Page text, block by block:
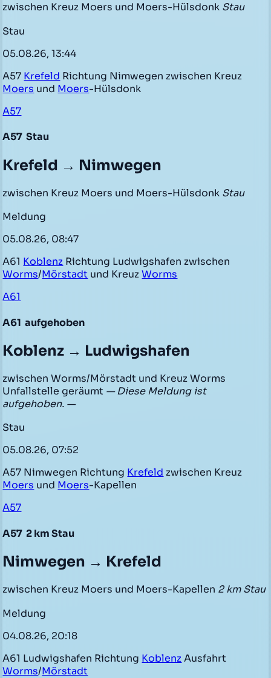
zwischen Kreuz Moers und Moers-Hülsdonk Stau
Stau
05.08.26, 13:44
A57 Krefeld Richtung Nimwegen zwischen Kreuz
Moers und Moers-Hülsdonk
A57
A57 Stau
Krefeld → Nimwegen
zwischen Kreuz Moers und Moers-Hülsdonk Stau
Meldung
05.08.26, 08:47
A61 Koblenz Richtung Ludwigshafen zwischen
Worms/Mörstadt und KreuzWorms
A61
A61 aufgehoben
Koblenz → Ludwigshafen
zwischen Worms/Mörstadt und Kreuz Worms
Unfallstelle geräumt — Diese Meldung ist
aufgehoben. —
Stau
05.08.26, 07:52
A57 Nimwegen Richtung Krefeld zwischen Kreuz
Moers und Moers-Kapellen
A57
A57 2 km Stau
Nimwegen → Krefeld
zwischen Kreuz Moers und Moers-Kapellen 2 km Stau
Meldung
04.08.26, 20:18
A61 Ludwigshafen Richtung KoblenzAusfahrt
Worms/Mörstadt